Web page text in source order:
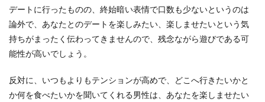
識した音信不通の対処方法
彼氏と急に連絡が取れなくなったら心配になりま
デートに行ったものの、終始暗い表情で口数も少ないというのは
論外で、あなたとのデートを楽しみたい、楽しませたいという気
持ちがまったく伝わってきませんので、残念ながら遊びである可
能性が高いでしょう。
反対に、いつもよりもテンションが高めで、どこへ行きたいかと
か何を食べたいかを聞いてくれる男性は、あなたを楽しませたい